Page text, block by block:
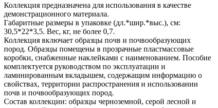
Коллекция предназначена для использования в качестве
демонстрационного материала.
Габаритные размеры в упаковке (дл.*шир.*выс.), см:
30,5*22*3,5. Вес, кг, не более 0,7.
Коллекция включает образцы почв и почвообразующих
пород. Образцы помещены в прозрачные пластмассовые
коробки, снабженные наклейками с наименованием. Пособие
комплектуется руководством по эксплуатации и
ламинированным вкладышем, содержащим информацию о
свойствах, территории распространения и использовании
почв и почвообразующих пород.
Состав коллекции: образцы черноземной, серой лесной и